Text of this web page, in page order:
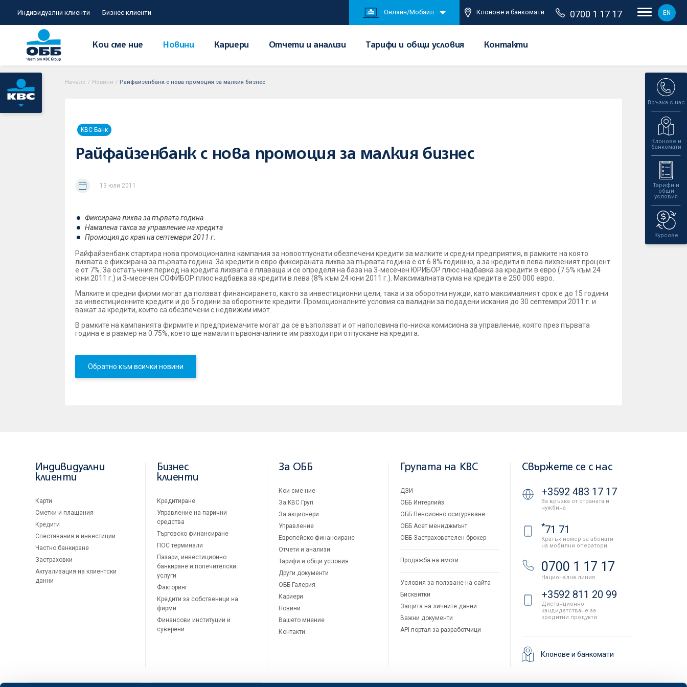
Индивидуални клиенти Бизнес клиенти Онлайн/Мобайл Клонове и банкомати 0700 1 17 17 EN
Кои сме ние Новини Кариери Отчети и анализи Тарифи и общи условия Контакти
Връзка с нас
Клонове и
банкомати
Тарифи и
общи
условия
Курсове
Начало / Новини / Райфайзенбанк с нова промоция за малкия бизнес
KBC Банк
Райфайзенбанк с нова промоция за малкия бизнес
13 юли 2011
Фиксирана лихва за първата година
Намалена такса за управление на кредита
Промоция до края на септември 2011 г.
Райфайзенбанк стартира нова промоционална кампания за новоотпуснати обезпечени кредити за малките и средни предприятия, в рамките на която
лихвата е фиксирана за първата година. За кредити в евро фиксираната лихва за първата година е от 6.8% годишно, а за кредити в лева лихвеният процент
е от 7%. За остатъчния период на кредита лихвата е плаваща и се определя на база на 3-месечен ЮРИБОР плюс надбавка за кредити в евро (7.5% към 24
юни 2011 г.) и 3-месечен СОФИБОР плюс надбавка за кредити в лева (8% към 24 юни 2011 г.). Максималната сума на кредита е 250 000 евро.
Малките и средни фирми могат да ползват финансирането, както за инвестиционни цели, така и за оборотни нужди, като максималният срок е до 15 години
за инвестиционните кредити и до 5 години за оборотните кредити. Промоционалните условия са валидни за подадени искания до 30 септември 2011 г. и
важат за кредити, които са обезпечени с недвижим имот.
В рамките на кампанията фирмите и предприемачите могат да се възползват и от наполовина по-ниска комисиона за управление, която през първата
година е в размер на 0.75%, което ще намали първоначалните им разходи при отпускане на кредита.
Обратно към всички новини
Индивидуални
клиенти
Карти
Сметки и плащания
Кредити
Спестявания и инвестиции
Частно банкиране
Застраховки
Актуализация на клиентски
данни
Бизнес
клиенти
Кредитиране
Управление на парични
средства
Търговско финансиране
ПОС терминали
Пазари, инвестиционно
банкиране и попечителски
услуги
Факторинг
Кредити за собственици на
фирми
Финансови институции и
суверени
За ОББ
Кои сме ние
За KBC Груп
За акционери
Управление
Европейско финансиране
Отчети и анализи
Тарифи и общи условия
Други документи
ОББ Галерия
Кариери
Новини
Вашето мнение
Контакти
Групата на KBC
ДЗИ
ОББ Интерлийз
ОББ Пенсионно осигуряване
ОББ Асет мениджмънт
ОББ Застрахователен брокер
Продажба на имоти
Условия за ползване на сайта
Бисквитки
Защита на личните данни
Важни документи
API портал за разработчици
Свържете се с нас
+3592 483 17 17
За връзка от страната и
чужбина
*71 71
Кратък номер за абонати
на мобилни оператори
0700 1 17 17
Национална линия
+3592 811 20 99
Дистанционно
кандидатстване за
кредитни продукти
Клонове и банкомати